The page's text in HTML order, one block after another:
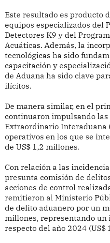
Este resultado es producto
equipos especializados del
Detectores K9 y del
Acuáticas. Además, la
tecnológicas ha sido
capacitación y
de Aduana ha sido clave
ilícitos.
De manera similar, en el
continuaron impulsando las
Extraordinario Interaduana
operativos en los que se
de US$ 1,2 millones.
Con relación a las
presunta comisión de
acciones de control
remitieron al Ministerio
de delito aduanero por un
millones, representando un
respecto del año 2024 (US$